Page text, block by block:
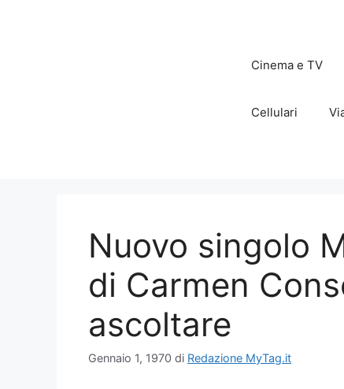
Cinema e TV
Cellulari
Nuovo singolo
di Carmen
ascoltare
Gennaio 1, 1970 di Redazione MyTag.it